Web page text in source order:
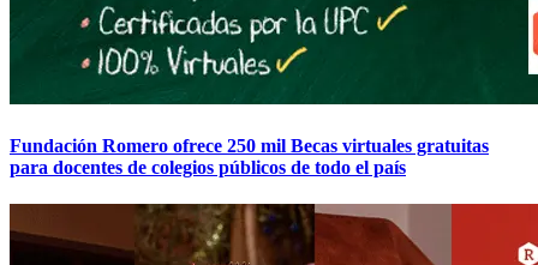
Fundación Romero ofrece 250 mil Becas virtuales gratuitas
para docentes de colegios públicos de todo el país